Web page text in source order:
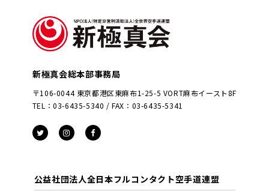
新極真会総本部事務局
〒106-0044 東京都港区東麻布1-25-5 VORT麻布イースト8F
TEL：03-6435-5340 / FAX：03-6435-5341
公益社団法人全日本フルコンタクト空手道連盟